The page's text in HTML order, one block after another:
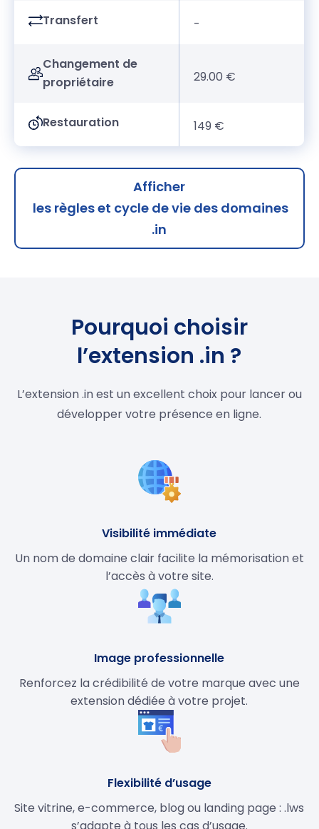
Transfert -
Changement de
propriétaire
29.00 €
Restauration 149 €
Afficher
les règles et cycle de vie des domaines
.in
Pourquoi choisir
l’extension .in ?
L’extension .in est un excellent choix pour lancer ou
développer votre présence en ligne.
Visibilité immédiate
Un nom de domaine clair facilite la mémorisation et
l’accès à votre site.
Image professionnelle
Renforcez la crédibilité de votre marque avec une
extension dédiée à votre projet.
Flexibilité d’usage
Site vitrine, e-commerce, blog ou landing page : .lws
s’adapte à tous les cas d’usage.